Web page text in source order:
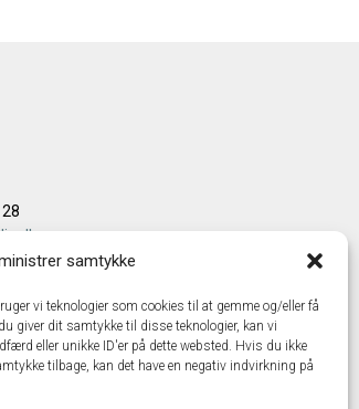
samtykke
vi teknologier som cookies til at gemme og/eller få
giver dit samtykke til disse teknologier, kan vi
eller unikke ID'er på dette websted. Hvis du ikke
tilbage, kan det have en negativ indvirkning på